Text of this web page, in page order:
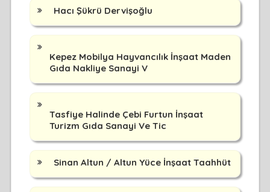
Hacı Şükrü Dervişoğlu
Kepez Mobilya Hayvancılık İnşaat Maden
Gıda Nakliye Sanayi V
Tasfiye Halinde Çebi Furtun İnşaat
Turizm Gıda Sanayi Ve Tic
Sinan Altun / Altun Yüce İnşaat Taahhüt